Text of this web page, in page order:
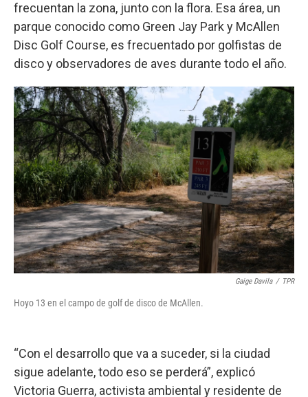
frecuentan la zona, junto con la flora. Esa área, un
parque conocido como Green Jay Park y McAllen
Disc Golf Course, es frecuentado por golfistas de
disco y observadores de aves durante todo el año.
Gaige Davila / TPR
Hoyo 13 en el campo de golf de disco de McAllen.
“Con el desarrollo que va a suceder, si la ciudad
sigue adelante, todo eso se perderá”, explicó
Victoria Guerra, activista ambiental y residente de